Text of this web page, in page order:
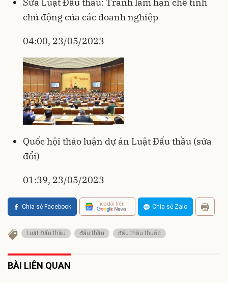
chủ động của các doanh nghiệp
04:00, 23/05/2023
Quốc hội thảo luận dự án Luật Đấu thầu (sửa
đổi)
01:39, 23/05/2023
Chia sẻ Facebook Theo dõi trên Chia sẻ Zalo
Luật Đấu thầu đấu thầu đấu thầu thuốc
BÀI LIÊN QUAN